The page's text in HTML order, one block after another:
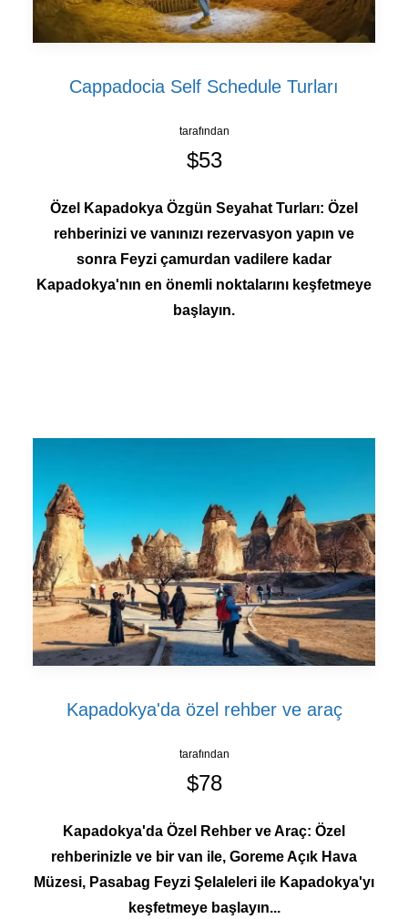
Cappadocia Self Schedule Turları
tarafından
$53
Özel Kapadokya Özgün Seyahat Turları: Özel
rehberinizi ve vanınızı rezervasyon yapın ve
sonra Feyzi çamurdan vadilere kadar
Kapadokya'nın en önemli noktalarını keşfetmeye
başlayın.
Kapadokya'da özel rehber ve araç
tarafından
$78
Kapadokya'da Özel Rehber ve Araç: Özel
rehberinizle ve bir van ile, Goreme Açık Hava
Müzesi, Pasabag Feyzi Şelaleleri ile Kapadokya'yı
keşfetmeye başlayın...